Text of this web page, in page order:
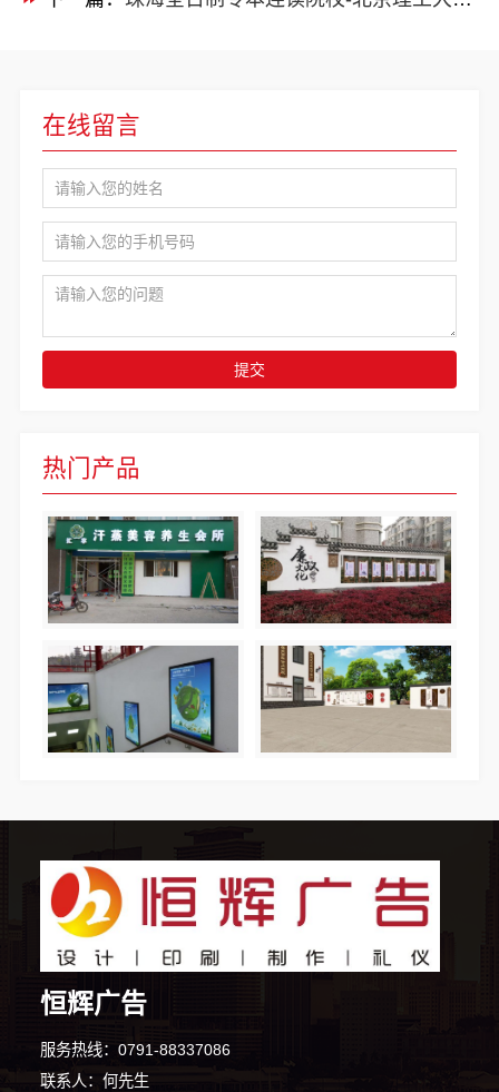
热门产品
在线留言
提交
恒辉广告
服务热线：0791-88337086
联系人：何先生
9分钟前 朱小姐 正在咨询
9分钟前 王先生 正在咨询